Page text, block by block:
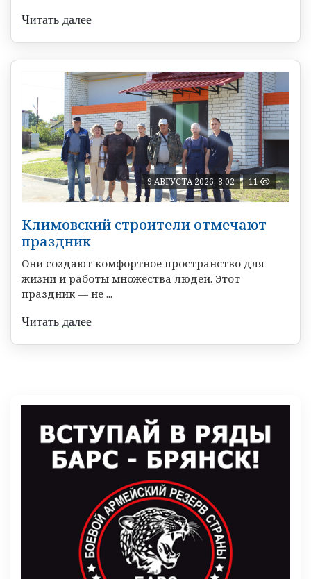
Читать далее
9 АВГУСТА 2026, 8:02 11
Климовский строители отмечают
праздник
Они создают комфортное пространство для
жизни и работы множества людей. Этот
праздник — не ...
Читать далее